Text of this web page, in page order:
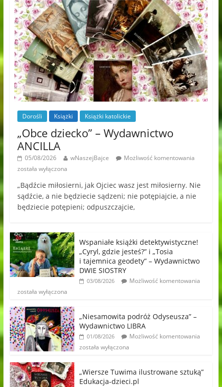
Dorośli Książki Książki katolickie
„Obce dziecko” – Wydawnictwo
ANCILLA
05/08/2026 wNaszejBajce
Możliwość komentowania
została wyłączona
„Bądźcie miłosierni, jak Ojciec wasz jest miłosierny. Nie
sądźcie, a nie będziecie sądzeni; nie potępiajcie, a nie
będziecie potępieni; odpuszczajcie,
Wspaniałe książki detektywistyczne!
„Cyryl, gdzie jesteś?” i „Tosia
i tajemnica geodety” – Wydawnictwo
DWIE SIOSTRY
03/08/2026
Możliwość komentowania
została wyłączona
„Niesamowita podróż Odyseusza” –
Wydawnictwo LIBRA
01/08/2026
Możliwość komentowania
została wyłączona
„Wiersze Tuwima ilustrowane sztuką”
Edukacja-dzieci.pl